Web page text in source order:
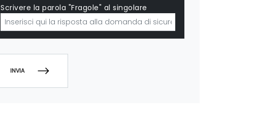
Scrivere la parola "Fragole" al singolare
INVIA